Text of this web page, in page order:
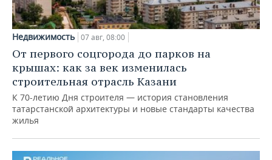
Недвижимость 07 авг, 08:00
От первого соцгорода до парков на
крышах: как за век изменилась
строительная отрасль Казани
К 70-летию Дня строителя — история становления
татарстанской архитектуры и новые стандарты качества
жилья